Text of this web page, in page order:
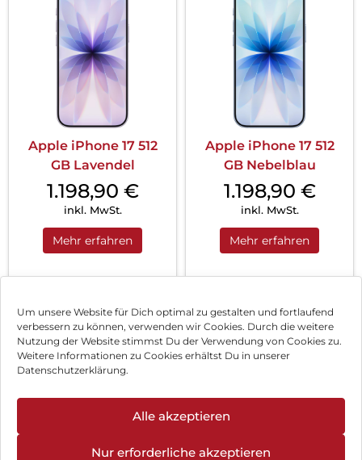
Um unsere Website für Dich optimal zu gestalten und fortlaufend
verbessern zu können, verwenden wir Cookies. Durch die weitere
Nutzung der Website stimmst Du der Verwendung von Cookies zu.
Weitere Informationen zu Cookies erhältst Du in unserer
Datenschutzerklärung.
Alle akzeptieren
Nur erforderliche akzeptieren
Apple iPhone 17 512
GB Lavendel
1.198,90 €
inkl. MwSt.
Mehr erfahren
Apple iPhone 17 512
GB Nebelblau
1.198,90 €
inkl. MwSt.
Mehr erfahren
1 2 3 … 26 Nächste
Impressum